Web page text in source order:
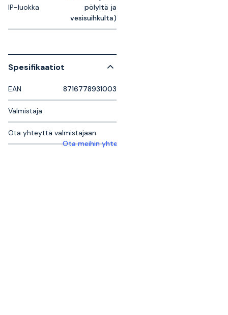
IP-luokka
pölyltä ja
vesisuihkulta)
Spesifikaatiot
EAN 8716778931003
Valmistaja
Ota yhteyttä valmistajaan
Ota meihin yhteyttä saadaksesi lisätietoja